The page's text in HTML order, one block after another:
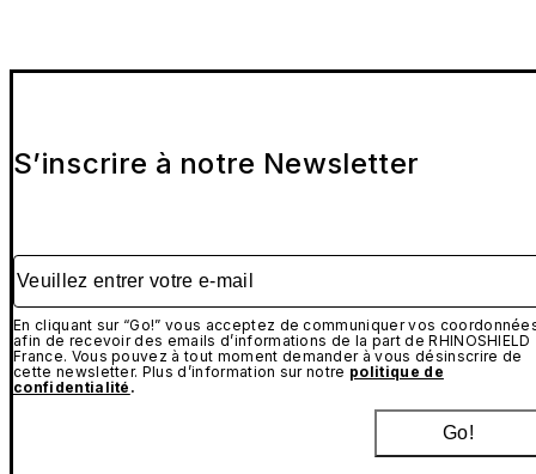
S’inscrire à notre Newsletter
Veuillez entrer votre e-mail
En cliquant sur “Go!” vous acceptez de communiquer vos
afin de recevoir des emails d’informations de la part de RHINOSHIELD
France. Vous pouvez à tout moment demander à vous désinscrire de
cette newsletter. Plus d’information sur notre politique de
confidentialité .
Go!